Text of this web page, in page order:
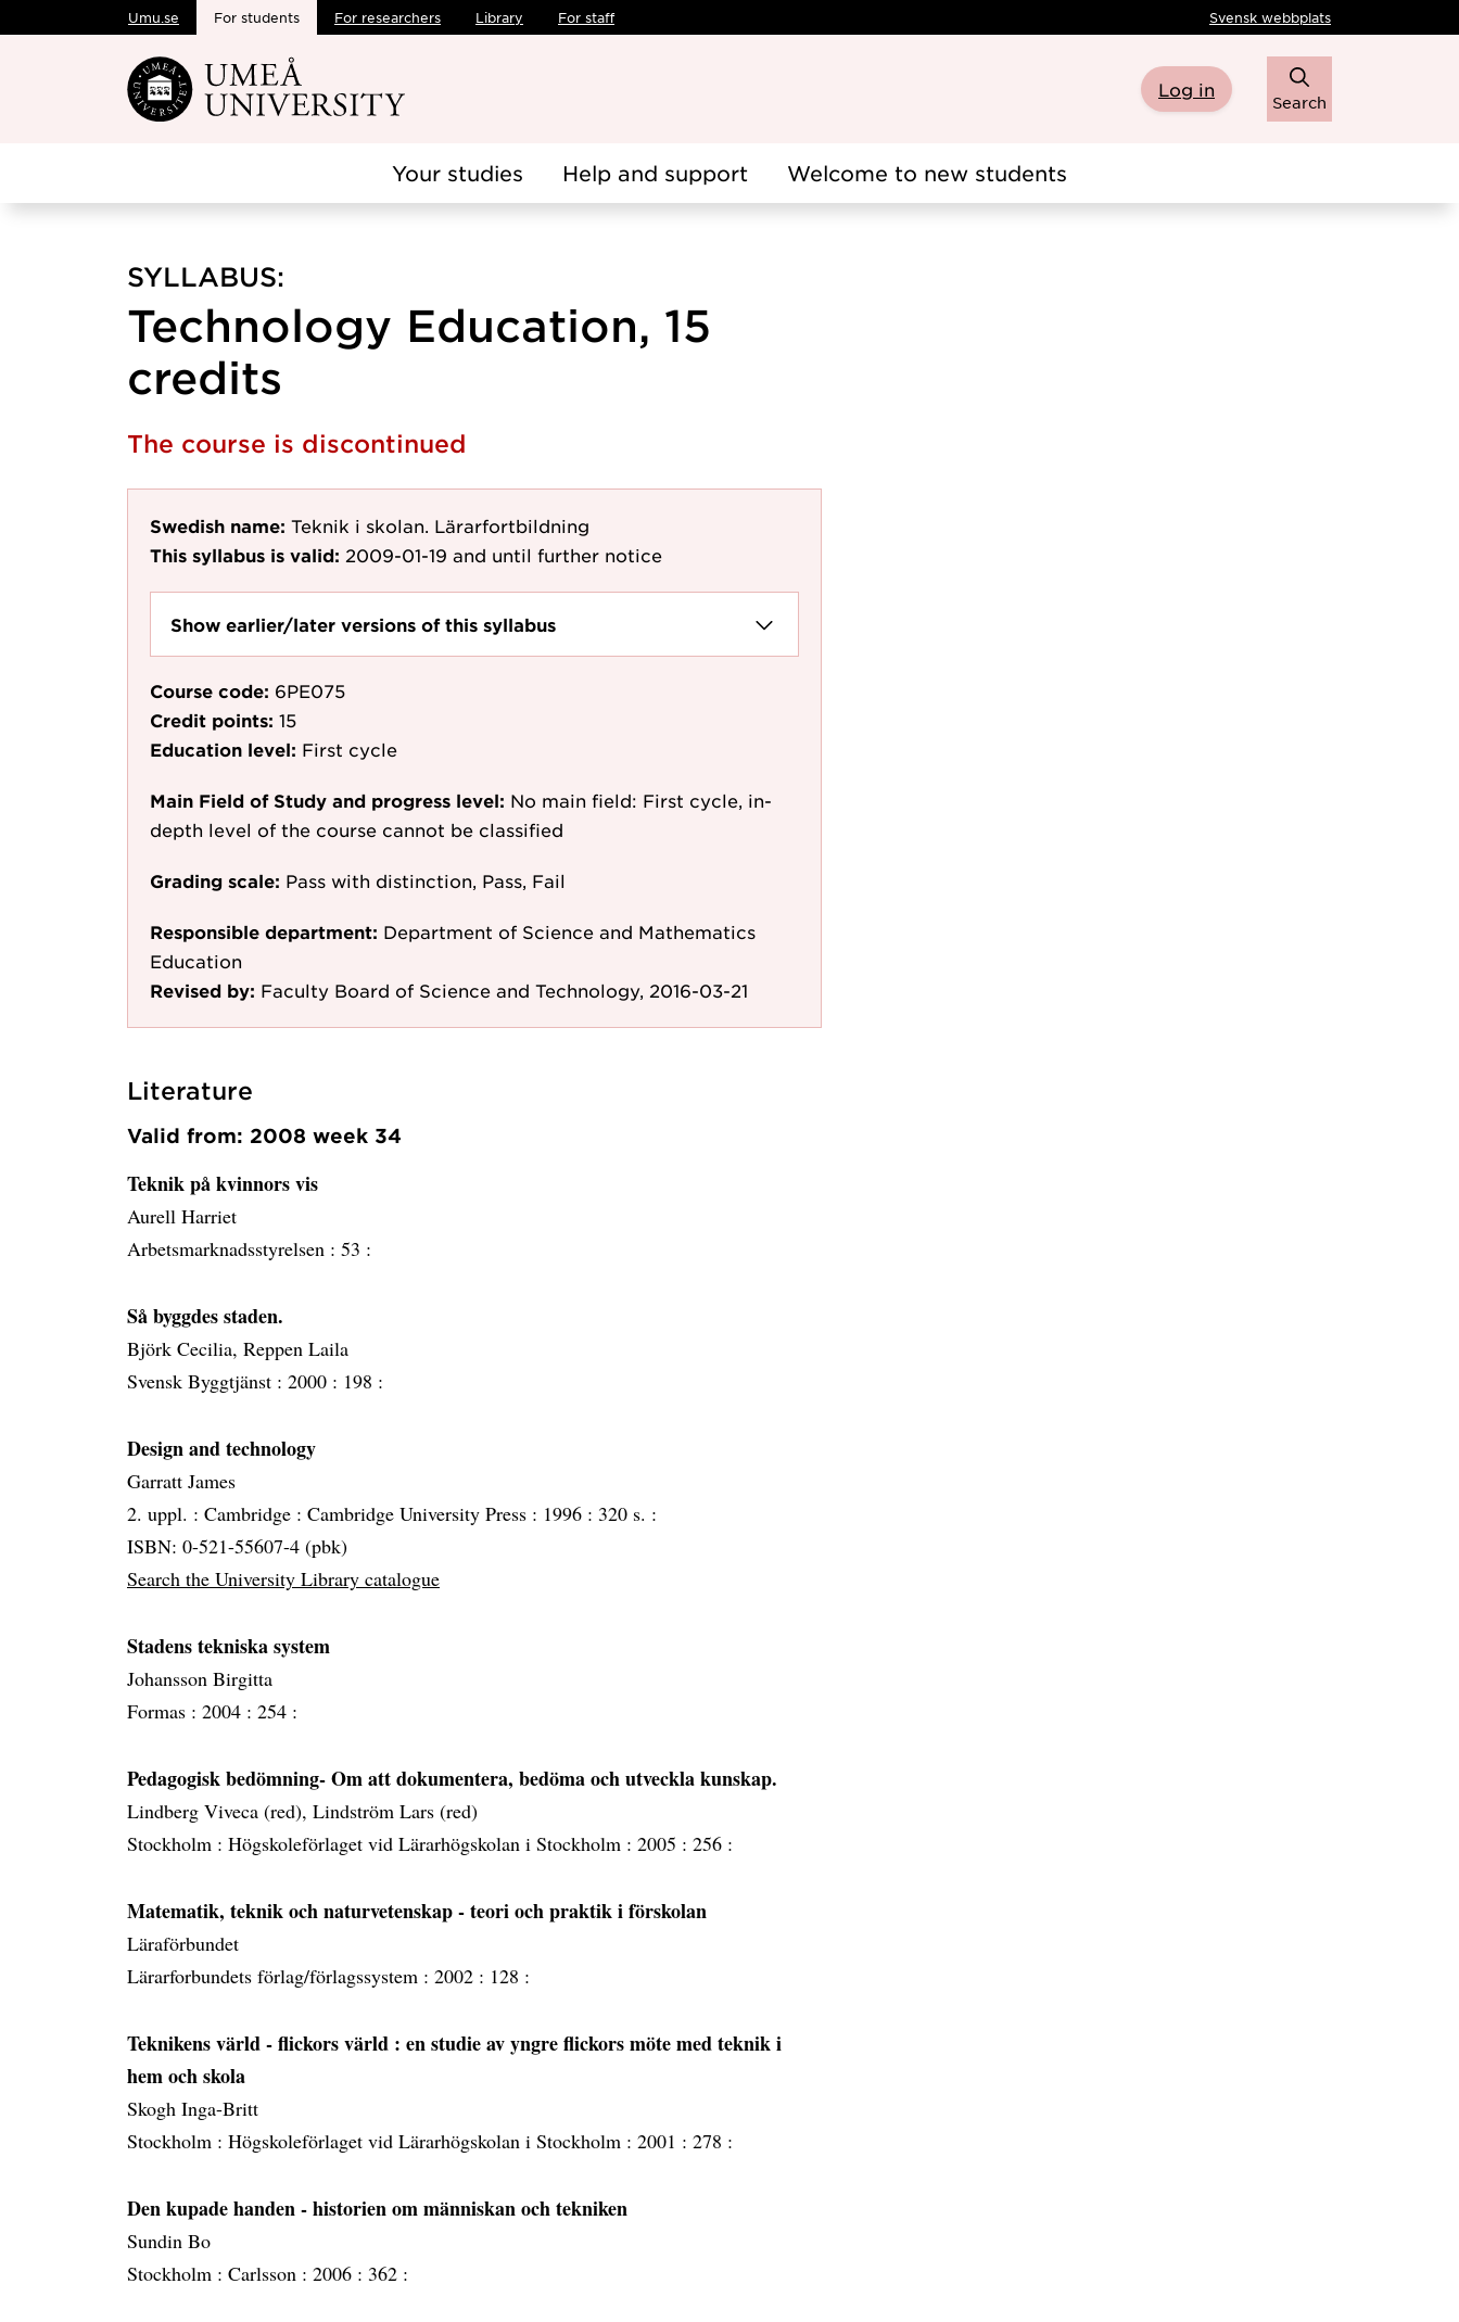
Skip to main content
Umu.se For students For researchers Library For staff Svensk webbplats
Log in
Search
Your studies Help and support Welcome to new students
SYLLABUS:
Technology Education, 15
credits
The course is discontinued
Swedish name: Teknik i skolan. Lärarfortbildning
This syllabus is valid: 2009-01-19 and until further notice
Show earlier/later versions of this syllabus
Course code: 6PE075
Credit points: 15
Education level: First cycle
Main Field of Study and progress level: No main field: First cycle, in-
depth level of the course cannot be classified
Grading scale: Pass with distinction, Pass, Fail
Responsible department: Department of Science and Mathematics
Education
Revised by: Faculty Board of Science and Technology, 2016-03-21
Literature
Valid from: 2008 week 34
Teknik på kvinnors vis
Aurell Harriet
Arbetsmarknadsstyrelsen : 53 :
Så byggdes staden.
Björk Cecilia, Reppen Laila
Svensk Byggtjänst : 2000 : 198 :
Design and technology
Garratt James
2. uppl. : Cambridge : Cambridge University Press : 1996 : 320 s. :
ISBN: 0-521-55607-4 (pbk)
Search the University Library catalogue
Stadens tekniska system
Johansson Birgitta
Formas : 2004 : 254 :
Pedagogisk bedömning- Om att dokumentera, bedöma och utveckla kunskap.
Lindberg Viveca (red), Lindström Lars (red)
Stockholm : Högskoleförlaget vid Lärarhögskolan i Stockholm : 2005 : 256 :
Matematik, teknik och naturvetenskap - teori och praktik i förskolan
Läraförbundet
Lärarforbundets förlag/förlagssystem : 2002 : 128 :
Teknikens värld - flickors värld : en studie av yngre flickors möte med teknik i
hem och skola
Skogh Inga-Britt
Stockholm : Högskoleförlaget vid Lärarhögskolan i Stockholm : 2001 : 278 :
Den kupade handen - historien om människan och tekniken
Sundin Bo
Stockholm : Carlsson : 2006 : 362 :